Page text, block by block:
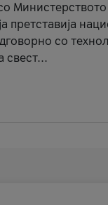
претставија
со
свест...